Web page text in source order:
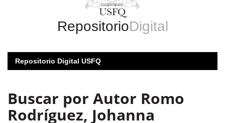
RepositorioDigital
Repositorio Digital USFQ
Buscar por Autor Romo
Rodríguez, Johanna